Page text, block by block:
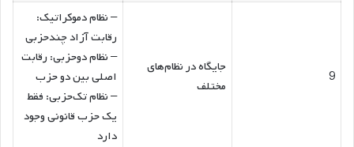
9
جایگاه در نظام‌های
مختلف
– نظام دموکراتیک:
رقابت آزاد چندحزبی
– نظام دوحزبی: رقابت
اصلی بین دو حزب
– نظام تک‌حزبی: فقط
یک حزب قانونی وجود
دارد